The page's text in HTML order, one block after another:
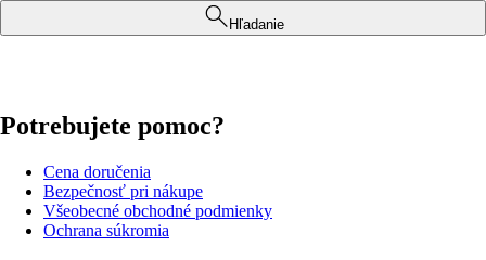
Hľadanie
Potrebujete pomoc?
Cena doručenia
Bezpečnosť pri nákupe
Všeobecné obchodné podmienky
Ochrana súkromia